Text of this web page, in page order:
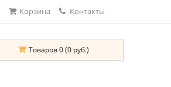
Корзина Контакты
Товаров 0 (0 руб.)